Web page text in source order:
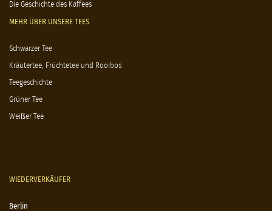
Die Geschichte des Kaffees
MEHR ÜBER UNSERE TEES
Schwarzer Tee
Kräutertee, Früchtetee und Rooibos
Teegeschichte
Grüner Tee
Weißer Tee
WIEDERVERKÄUFER
Berlin